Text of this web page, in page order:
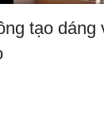
tạo dáng